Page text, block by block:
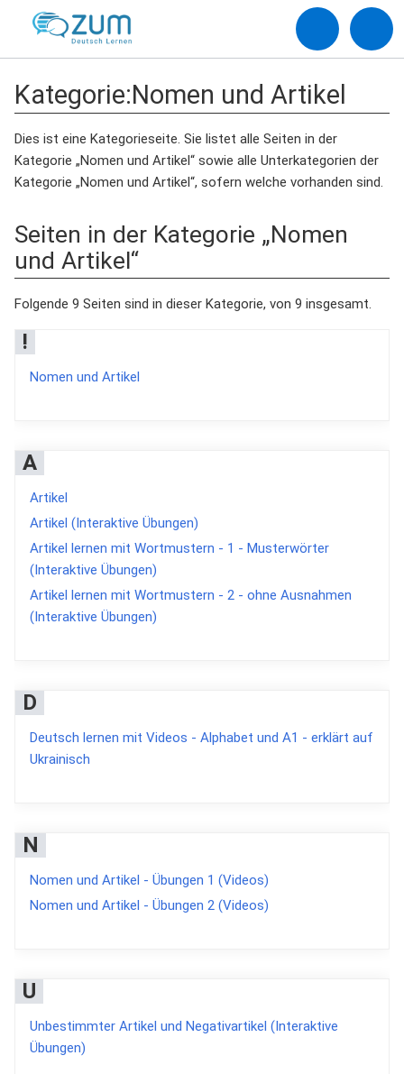
Kategorie:Nomen und Artikel
Dies ist eine Kategorieseite. Sie listet alle Seiten in der
Kategorie „Nomen und Artikel“ sowie alle Unterkategorien der
Kategorie „Nomen und Artikel“, sofern welche vorhanden sind.
Seiten in der Kategorie „Nomen
und Artikel“
Folgende 9 Seiten sind in dieser Kategorie, von 9 insgesamt.
!
Nomen und Artikel
A
Artikel
Artikel (Interaktive Übungen)
Artikel lernen mit Wortmustern - 1 - Musterwörter
(Interaktive Übungen)
Artikel lernen mit Wortmustern - 2 - ohne Ausnahmen
(Interaktive Übungen)
D
Deutsch lernen mit Videos - Alphabet und A1 - erklärt auf
Ukrainisch
N
Nomen und Artikel - Übungen 1 (Videos)
Nomen und Artikel - Übungen 2 (Videos)
U
Unbestimmter Artikel und Negativartikel (Interaktive
Übungen)